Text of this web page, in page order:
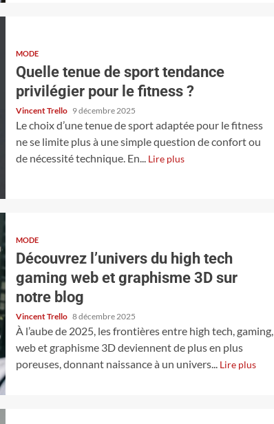
MODE
Quelle tenue de sport tendance
privilégier pour le fitness ?
Vincent Trello 9 décembre 2025
Le choix d’une tenue de sport adaptée pour le fitness
ne se limite plus à une simple question de confort ou
de nécessité technique. En... Lire plus
MODE
Découvrez l’univers du high tech
gaming web et graphisme 3D sur
notre blog
Vincent Trello 8 décembre 2025
À l’aube de 2025, les frontières entre high tech, gaming,
web et graphisme 3D deviennent de plus en plus
poreuses, donnant naissance à un univers... Lire plus